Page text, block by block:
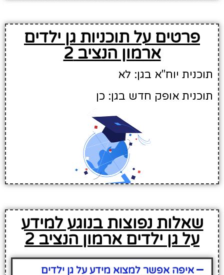
פרטים על תוכניות גן ילדים
ארמון הנציב 2
תוכנית יוח"א בגן: לא
תוכנית אופק חדש בגן: כן
שאלות נפוצות בנוגע למידע
על גן ילדים ארמון הנציב 2
איפה אפשר למצוא מידע על גן ילדים